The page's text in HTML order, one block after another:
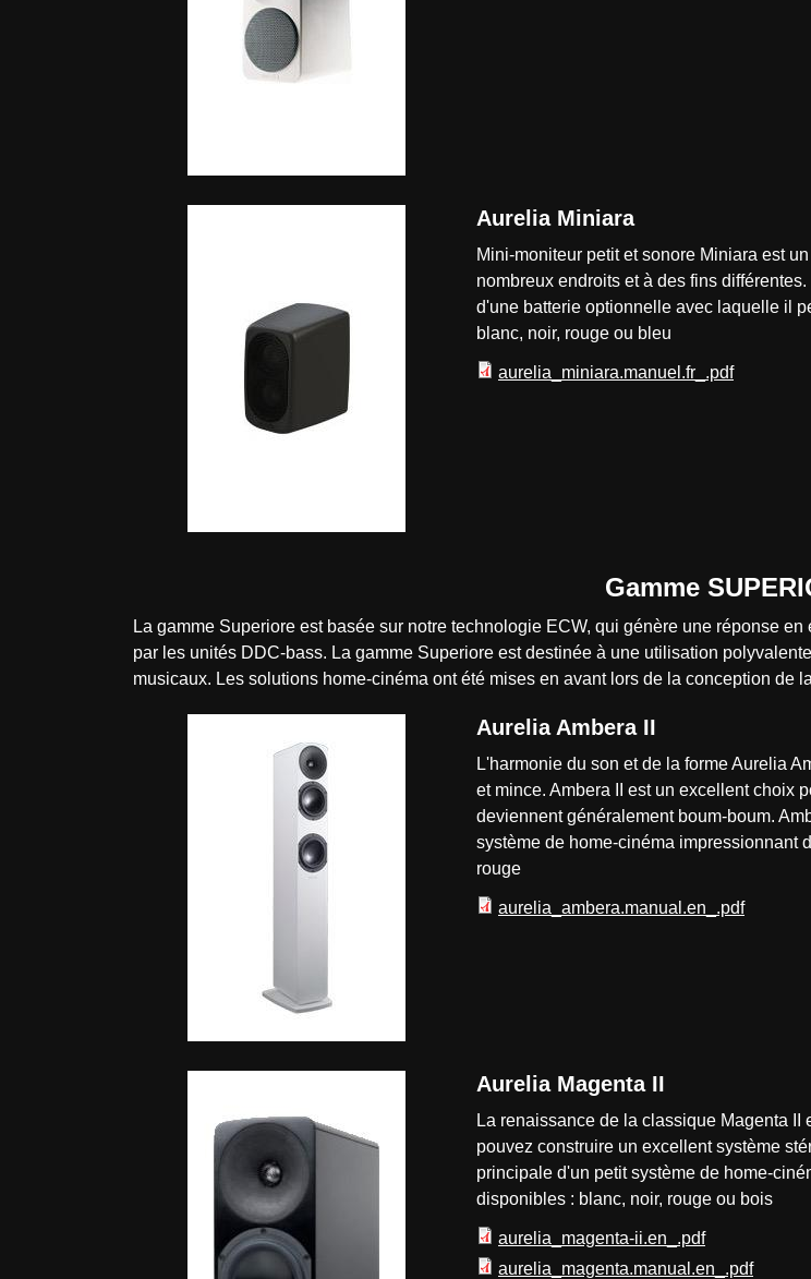
Aurelia Miniara
Mini-moniteur petit et sonore Miniara est
nombreux endroits et à des fins
d'une batterie optionnelle avec laquelle il
blanc, noir, rouge ou bleu
aurelia_miniara.manuel.fr_.pdf
Gamme
La gamme Superiore est basée sur notre technologie ECW, qui génère une réponse
par les unités DDC-bass. La gamme Superiore est destinée à une utilisation
musicaux. Les solutions home-cinéma ont été mises en avant lors de la conception de
Aurelia Ambera II
L'harmonie du son et de la forme Aurelia
et mince. Ambera II est un excellent choix
deviennent généralement boum-boum.
système de home-cinéma impressionnant
rouge
aurelia_ambera.manual.en_.pdf
Aurelia Magenta II
La renaissance de la classique Magenta
pouvez construire un excellent système
principale d'un petit système de home-
disponibles : blanc, noir, rouge ou bois
aurelia_magenta-ii.en_.pdf
aurelia_magenta.manual.en_.pdf